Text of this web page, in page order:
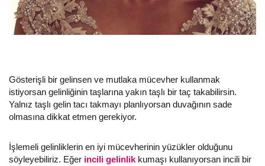
Gösterişli bir gelinsen ve mutlaka mücevher kullanmak
istiyorsan gelinliğinin taşlarına yakın taşlı bir taç takabilirsin.
Yalnız taşlı gelin tacı takmayı planlıyorsan duvağının sade
olmasına dikkat etmen gerekiyor.
İşlemeli gelinliklerin en iyi mücevherinin yüzükler olduğunu
söyleyebiliriz. Eğer incili gelinlikkumaşı kullanıyorsan incili bir